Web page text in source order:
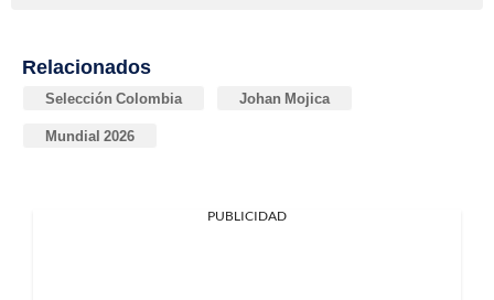
Relacionados
Selección Colombia Johan Mojica
Mundial 2026
PUBLICIDAD